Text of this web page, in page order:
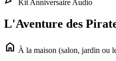
Kit Anniversaire Audio
L'Aventure des
home À la maison (salon, jardin ou